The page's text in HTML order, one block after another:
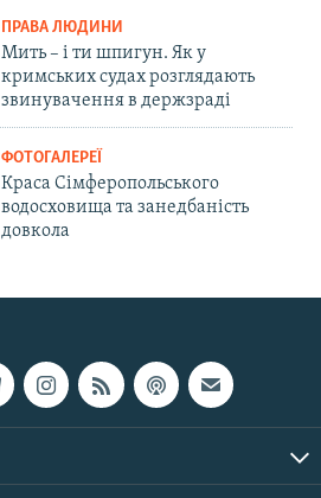
ПРАВА ЛЮДИНИ
Мить – і ти шпигун. Як у
кримських судах розглядають
звинувачення в держзраді
ФОТОГАЛЕРЕЇ
Краса Сімферопольського
водосховища та занедбаність
довкола